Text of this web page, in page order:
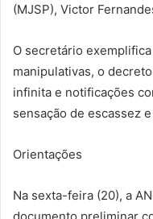
(MJSP), Victor
O secretário
manipulativas, o
infinita e notificações
sensação de escassez
Orientações
Na sexta-feira (20), a
documento preliminar